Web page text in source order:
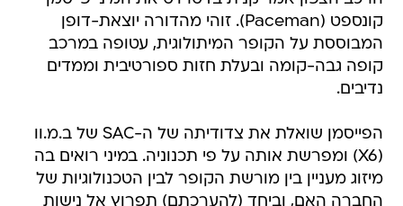
קונספט (Paceman). זוהי מהדורה יוצאת-דופן
המבוססת על הקופר המיתולוגית, עטופה במרכב
קופה גבה-קומה ובעלת חזות ספורטיבית וממדים
נדיבים.
הפייסמן שואלת את צדודיתה של ה-SAC של ב.מ.וו
(X6) ומפרשת אותה על פי תכנוניה. במיני רואים בה
מיזוג מעניין בין מורשת הקופר לבין הטכנולוגיות של
החברה האם, וביחד (להערכתם) תפרוץ אל נישות